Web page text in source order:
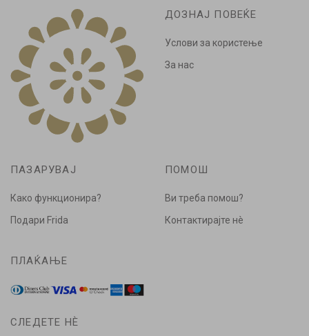
ДОЗНАЈ ПОВЕЌЕ
Услови за користење
За нас
ПАЗАРУВАЈ
Како функционира?
Подари Frida
ПОМОШ
Ви треба помош?
Контактирајте нè
ПЛАЌАЊЕ
СЛЕДЕТЕ НÈ